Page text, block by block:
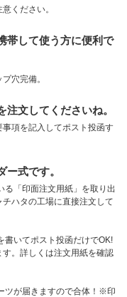
ください。
帯して使う方に便利で
穴完備。
文してくださいね。
項を記入してポスト投函す
式です。
「印面注文用紙」を取り出
ハタの工場に直接注文して
書いてポスト投函だけでOK!
す。詳しくは注文用紙を確認
ツが届きますので合体！※印